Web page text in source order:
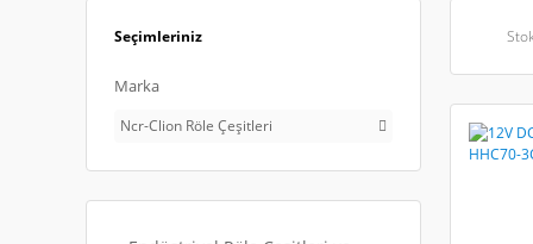
Seçimleriniz
Marka
Ncr-Clion Röle Çeşitleri